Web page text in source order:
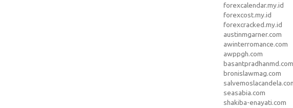
forexcalendar.my.id
forexcost.my.id
forexcracked.my.id
austinmgarner.com
awinterromance.com
awppgh.com
basantpradhanmd.com
bronislawmag.com
seasabia.com
shakiba-enayati.com